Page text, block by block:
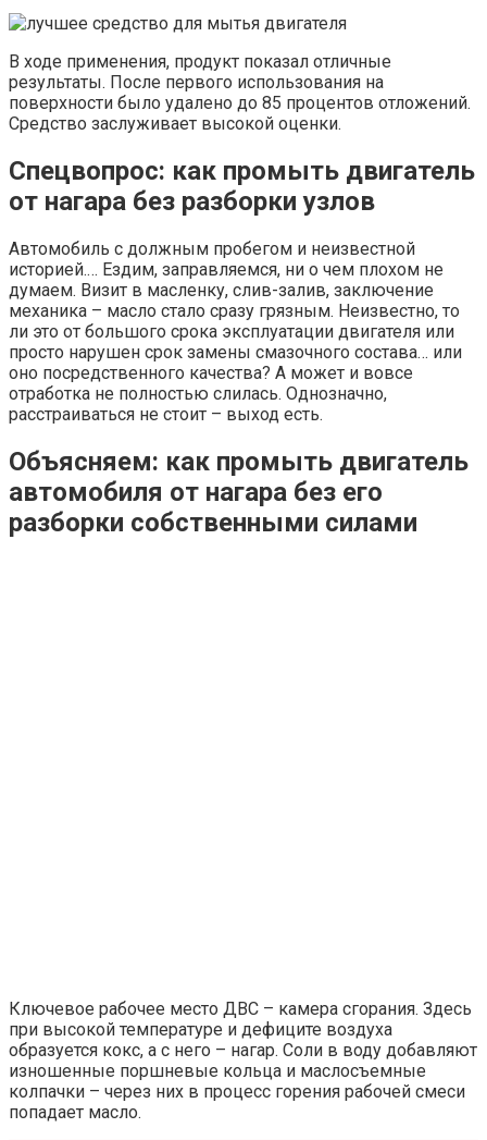
В ходе применения, продукт показал отличные
результаты. После первого использования на
поверхности было удалено до 85 процентов отложений.
Средство заслуживает высокой оценки.
Спецвопрос: как промыть двигатель
от нагара без разборки узлов
Автомобиль с должным пробегом и неизвестной
историей.… Ездим, заправляемся, ни о чем плохом не
думаем. Визит в масленку, слив-залив, заключение
механика – масло стало сразу грязным. Неизвестно, то
ли это от большого срока эксплуатации двигателя или
просто нарушен срок замены смазочного состава… или
оно посредственного качества? А может и вовсе
отработка не полностью слилась. Однозначно,
расстраиваться не стоит – выход есть.
Объясняем: как промыть двигатель
автомобиля от нагара без его
разборки собственными силами
Ключевое рабочее место ДВС – камера сгорания. Здесь
при высокой температуре и дефиците воздуха
образуется кокс, а с него – нагар. Соли в воду добавляют
изношенные поршневые кольца и маслосъемные
колпачки – через них в процесс горения рабочей смеси
попадает масло.